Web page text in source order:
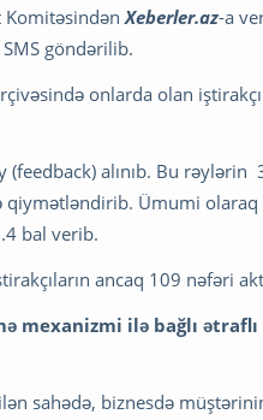
Komitəsindən Xeberler.az-a
göndərilib.
onlarda olan
alınıb. Bu
qiymətləndirib. Ümumi
bal verib.
ancaq 109 nəfəri
mexanizmi ilə bağlı
sahədə, biznesdə